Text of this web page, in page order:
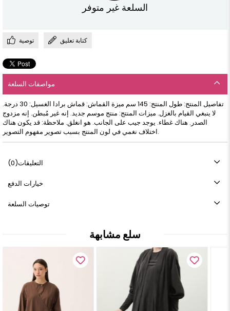
السلعة غير متوفر
توصية كتابة تعليق
مواصفات السلعة
تفاصيل المنتج: طول المنتج: 145 سم ميزة القماش: قماش برادا الغسيل: 30 درجة.
لا ينبغي القيام بالغزل. ميزات المنتج: منتج موسم جديد. إنه غير مُبطن. إنه مزدوج
الصدر. هناك غطاء. يوجد جيب على الجانب. هو انغلق. ملاحظة: قد يكون هناك
اختلاف نغمي في لون المنتج بسبب تصوير مفهوم التصوير.
التعليقات(0)
خيارات الدفع
توصيات السلعة
سلع مشابهة